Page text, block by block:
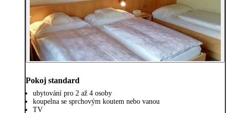
Pokoj standard
ubytování pro 2 až 4 osoby
koupelna se sprchovým koutem nebo vanou
TV